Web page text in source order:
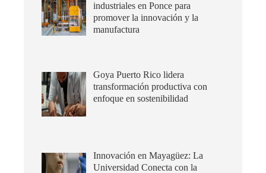
industriales en Ponce para
promover la innovación y la
manufactura
Goya Puerto Rico lidera
transformación productiva con
enfoque en sostenibilidad
Innovación en Mayagüez: La
Universidad Conecta con la